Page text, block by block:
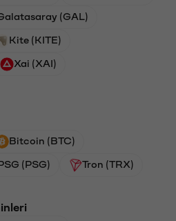
(GAL)
Kite (KITE)
Xai (XAI)
Bitcoin (BTC)
PSG (PSG) Tron (TRX)